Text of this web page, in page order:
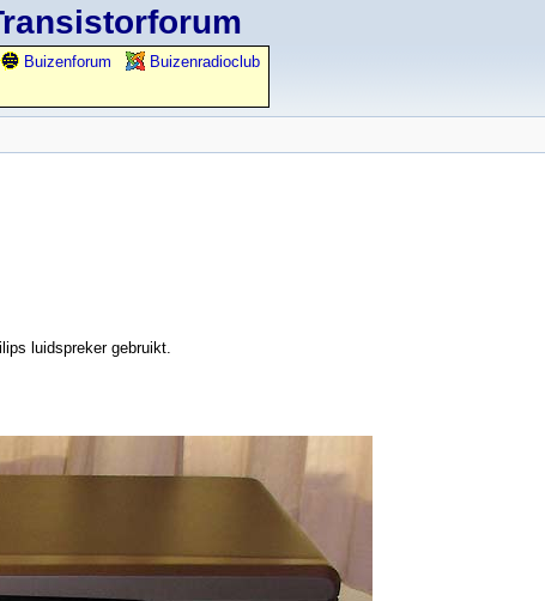
Buizenforum
Buizenradioclub
luidspreker gebruikt.